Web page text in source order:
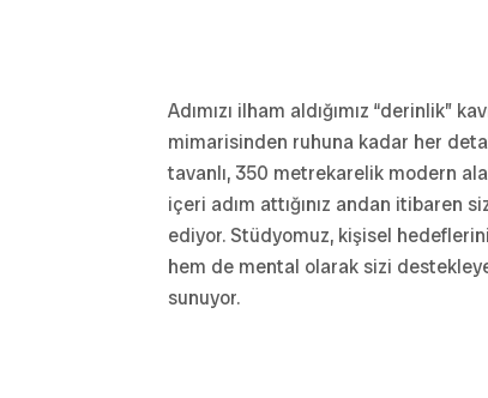
Adımızı ilham aldığımız “derinlik”
mimarisinden ruhuna kadar her
tavanlı, 350 metrekarelik modern
içeri adım attığınız andan itibaren
ediyor. Stüdyomuz, kişisel
hem de mental olarak sizi
sunuyor.